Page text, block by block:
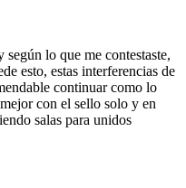
lo que me contestaste,
esto, estas interferencias de
continuar como lo
con el sello solo y en
salas para unidos